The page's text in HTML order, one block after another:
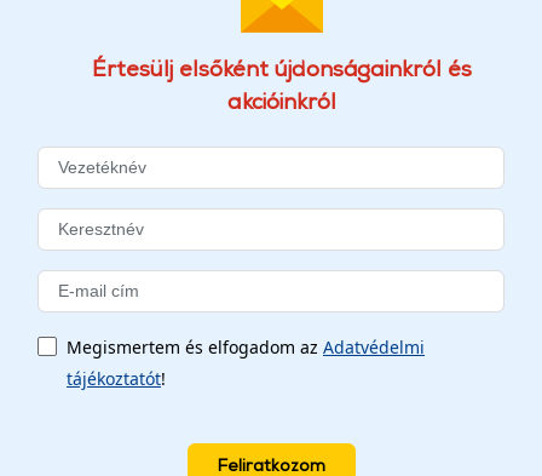
Értesülj elsőként újdonságainkról és
akcióinkról
Megismertem és elfogadom az Adatvédelmi
tájékoztatót!
Feliratkozom